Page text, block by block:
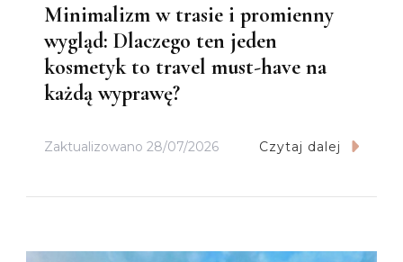
Minimalizm w trasie i promienny
wygląd: Dlaczego ten jeden
kosmetyk to travel must-have na
każdą wyprawę?
Zaktualizowano 28/07/2026 Czytaj dalej